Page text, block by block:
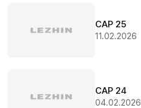
CAP 25
11.02.2026
CAP 24
04.02.2026